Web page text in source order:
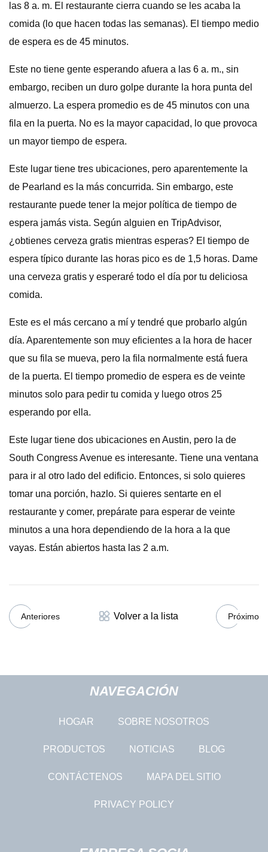
las 8 a. m. El restaurante cierra cuando se les acaba la
comida (lo que hacen todas las semanas). El tiempo medio
de espera es de 45 minutos.
Este no tiene gente esperando afuera a las 6 a. m., sin
embargo, reciben un duro golpe durante la hora punta del
almuerzo. La espera promedio es de 45 minutos con una
fila en la puerta. No es la mayor capacidad, lo que provoca
un mayor tiempo de espera.
Este lugar tiene tres ubicaciones, pero aparentemente la
de Pearland es la más concurrida. Sin embargo, este
restaurante puede tener la mejor política de tiempo de
espera jamás vista. Según alguien en TripAdvisor,
¿obtienes cerveza gratis mientras esperas? El tiempo de
espera típico durante las horas pico es de 1,5 horas. Dame
una cerveza gratis y esperaré todo el día por tu deliciosa
comida.
Este es el más cercano a mí y tendré que probarlo algún
día. Aparentemente son muy eficientes a la hora de hacer
que su fila se mueva, pero la fila normalmente está fuera
de la puerta. El tiempo promedio de espera es de veinte
minutos solo para pedir tu comida y luego otros 25
esperando por ella.
Este lugar tiene dos ubicaciones en Austin, pero la de
South Congress Avenue es interesante. Tiene una ventana
para ir al otro lado del edificio. Entonces, si solo quieres
tomar una porción, hazlo. Si quieres sentarte en el
restaurante y comer, prepárate para esperar de veinte
minutos a una hora dependiendo de la hora a la que
vayas. Están abiertos hasta las 2 a.m.
Anteriores Volver a la lista Próximo
NAVEGACIÓN
HOGAR SOBRE NOSOTROS
PRODUCTOS NOTICIAS BLOG
CONTÁCTENOS MAPA DEL SITIO
PRIVACY POLICY